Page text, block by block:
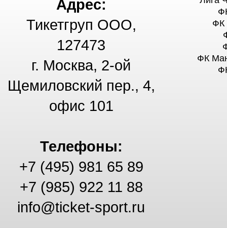
Адрес:
Тикетгруп ООО,
127473
г. Москва, 2-ой
Щемиловский пер., 4,
офис 101
Телефоны:
+7 (495) 981 65 89
+7 (985) 922 11 88
info@ticket-sport.ru
ФК
ФК